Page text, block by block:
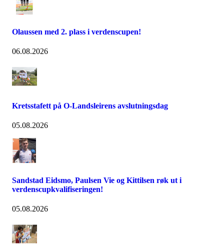
Olaussen med 2. plass i verdenscupen!
06.08.2026
Kretsstafett på O-Landsleirens avslutningsdag
05.08.2026
Sandstad Eidsmo, Paulsen Vie og Kittilsen røk ut i
verdenscupkvalifiseringen!
05.08.2026